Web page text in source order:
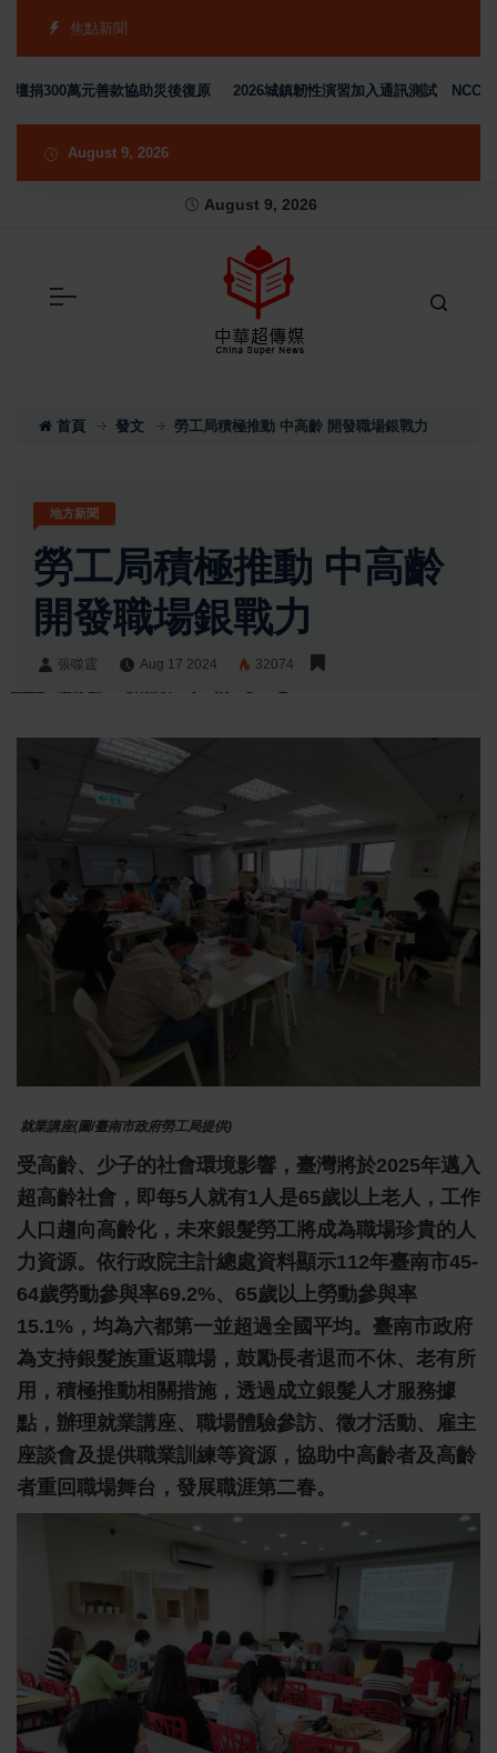
焦點新聞
萬元善款協助災後復原 2026城鎮韌性演習加入通訊測試 NCC行動網
August 9, 2026
August 9, 2026
首頁 發文 勞工局積極推動 中高齡 開發職場銀戰力
地方新聞
勞工局積極推動 中高齡
開發職場銀戰力
張噬霆 Aug 17 2024 32074
就業講座(圖/臺南市政府勞工局提供)
受高齡、少子的社會環境影響，臺灣將於2025年邁入
超高齡社會，即每5人就有1人是65歲以上老人，工作
人口趨向高齡化，未來銀髮勞工將成為職場珍貴的人
力資源。依行政院主計總處資料顯示112年臺南市45-
64歲勞動參與率69.2%、65歲以上勞動參與率
15.1%，均為六都第一並超過全國平均。臺南市政府
為支持銀髮族重返職場，鼓勵長者退而不休、老有所
用，積極推動相關措施，透過成立銀髮人才服務據
點，辦理就業講座、職場體驗參訪、徵才活動、雇主
座談會及提供職業訓練等資源，協助中高齡者及高齡
者重回職場舞台，發展職涯第二春。